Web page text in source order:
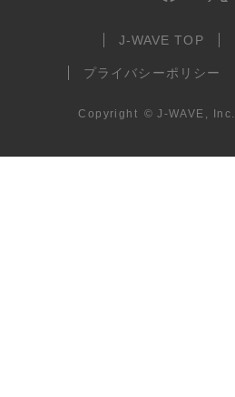
J-WAVE TOP
プライバシーポリシー
Copyright © J-WAVE, Inc.